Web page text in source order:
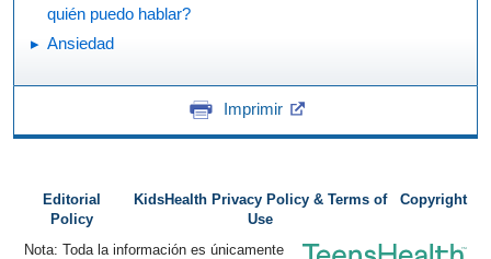
quién puedo hablar?
Ansiedad
Imprimir
Editorial
Policy
KidsHealth Privacy Policy & Terms of
Use
Copyright
Nota: Toda la información es únicamente